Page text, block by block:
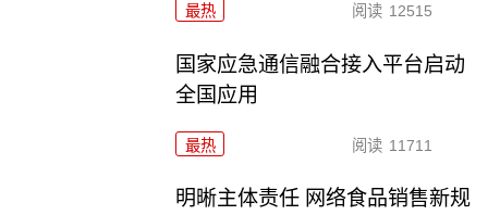
最热 阅读 12515
国家应急通信融合接入平台启动
全国应用
最热 阅读 11711
明晰主体责任 网络食品销售新规